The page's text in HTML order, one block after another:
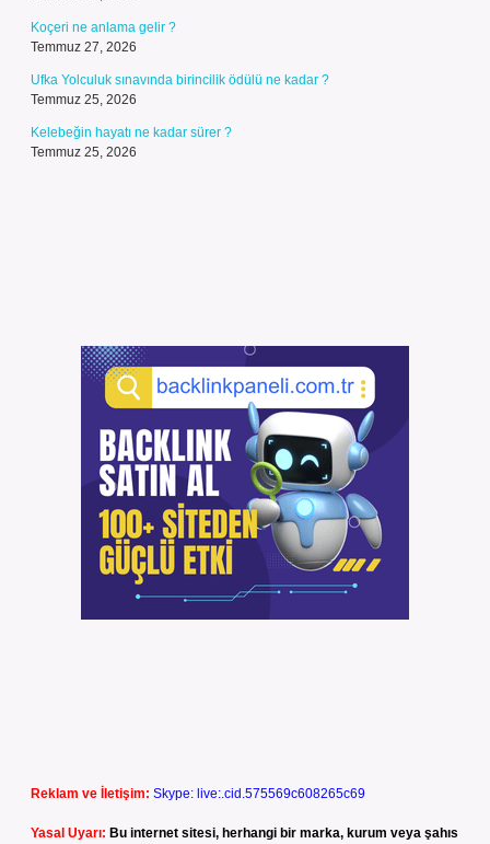
Koçeri ne anlama gelir ?
Temmuz 27, 2026
Ufka Yolculuk sınavında birincilik ödülü ne kadar ?
Temmuz 25, 2026
Kelebeğin hayatı ne kadar sürer ?
Temmuz 25, 2026
Reklam ve İletişim: Skype: live:.cid.575569c608265c69
Yasal Uyarı: Bu internet sitesi, herhangi bir marka, kurum veya şahıs